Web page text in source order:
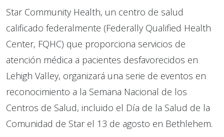
Star Community Health, un centro de salud
calificado federalmente (Federally Qualified Health
Center, FQHC) que proporciona servicios de
atención médica a pacientes desfavorecidos en
Lehigh Valley, organizará una serie de eventos en
reconocimiento a la Semana Nacional de los
Centros de Salud, incluido el Día de la Salud de la
Comunidad de Star el 13 de agosto en Bethlehem.